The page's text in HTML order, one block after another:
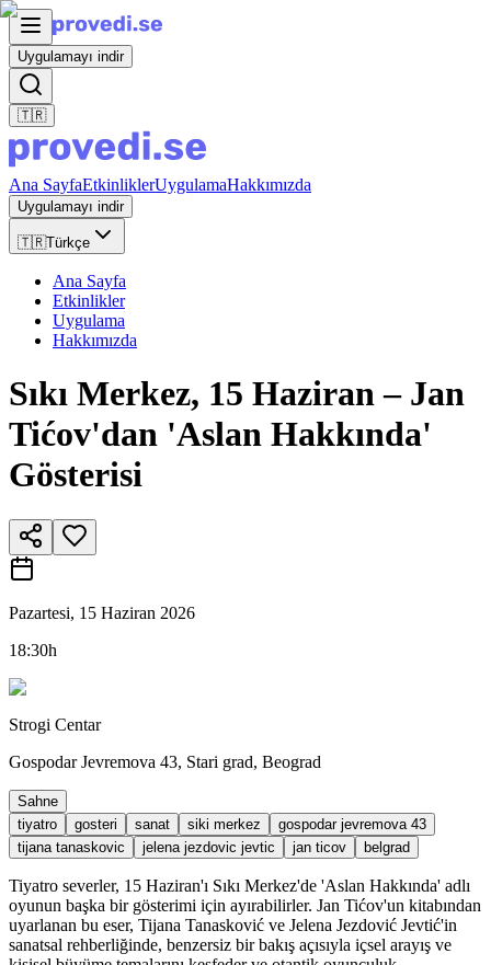
Uygulamayı indir
🇹🇷
Ana SayfaEtkinliklerUygulamaHakkımızda
Uygulamayı indir
🇹🇷Türkçe
Ana Sayfa
Etkinlikler
Uygulama
Hakkımızda
Sıkı Merkez, 15 Haziran – Jan
Tićov'dan 'Aslan Hakkında'
Gösterisi
Pazartesi, 15 Haziran 2026
18:30h
Strogi Centar
Gospodar Jevremova 43, Stari grad, Beograd
Sahne
tiyatro
gosteri sanat siki merkez
gospodar jevremova 43
tijana tanaskovic
jelena jezdovic jevtic jan ticov belgrad
Tiyatro severler, 15 Haziran'ı Sıkı Merkez'de 'Aslan Hakkında' adlı
oyunun başka bir gösterimi için ayırabilirler. Jan Tićov'un kitabından
uyarlanan bu eser, Tijana Tanasković ve Jelena Jezdović Jevtić'in
sanatsal rehberliğinde, benzersiz bir bakış açısıyla içsel arayış ve